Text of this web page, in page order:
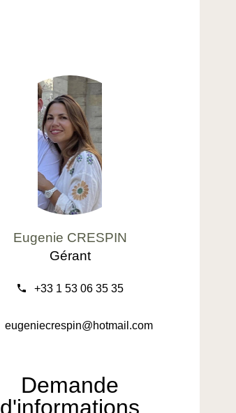
Eugenie CRESPIN
Gérant
+33 1 53 06 35 35
eugeniecrespin@hotmail.com
Demande
d'informations